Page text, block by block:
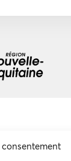
consentement